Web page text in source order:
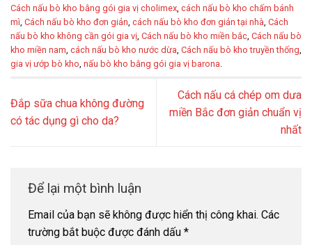
Cách nấu bò kho bằng gói gia vị cholimex cách nấu bò kho chấm bánh
mì Cách nấu bò kho đơn giản cách nấu bò kho đơn giản tại nhà Cách
nấu bò kho không cần gói gia vị Cách nấu bò kho miền bắc Cách nấu bò
kho miền nam cách nấu bò kho nước dừa Cách nấu bò kho truyền thống
gia vị ướp bò kho nấu bò kho bằng gói gia vị barona
Đắp sữa chua không đường
có tác dụng gì cho da?
Cách nấu cá chép om dưa
miền Bắc đơn giản chuẩn vị
nhất
Để lại một bình luận
Email của bạn sẽ không được hiển thị công khai. Các
trường bắt buộc được đánh dấu *